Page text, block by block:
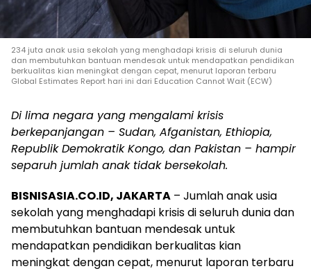
234 juta anak usia sekolah yang menghadapi krisis di seluruh dunia
dan membutuhkan bantuan mendesak untuk mendapatkan pendidikan
berkualitas kian meningkat dengan cepat, menurut laporan terbaru
Global Estimates Report hari ini dari Education Cannot Wait (ECW)
Di lima negara yang mengalami krisis
berkepanjangan – Sudan, Afganistan, Ethiopia,
Republik Demokratik Kongo, dan Pakistan – hampir
separuh jumlah anak tidak bersekolah.
BISNISASIA.CO.ID, JAKARTA – Jumlah anak usia
sekolah yang menghadapi krisis di seluruh dunia dan
membutuhkan bantuan mendesak untuk
mendapatkan pendidikan berkualitas kian
meningkat dengan cepat, menurut laporan terbaru